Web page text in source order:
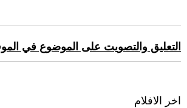
التعليق والتصويت على الموضوع في
اخر الافلام